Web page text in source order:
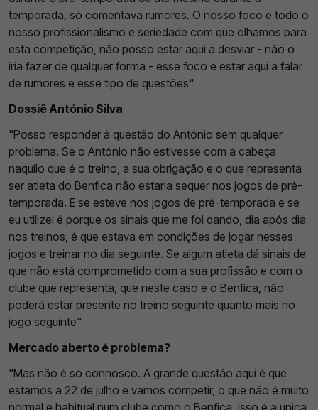
temporada, só comentava rumores. O nosso foco e todo o
nosso profissionalismo e seriedade com que olhamos para
esta competição, não posso estar aqui a desviar - não o
iria fazer de qualquer forma - esse foco e estar aqui a falar
de rumores e esse tipo de questões"
Dossiê António Silva
"Posso responder à questão do António sem qualquer
problema. Se o António não estivesse com a cabeça
naquilo que é o treino, a sua obrigação e o que representa
ser atleta do Benfica não estaria sequer nos jogos de pré-
temporada. E se esteve nos jogos de pré-temporada e se
eu utilizei é porque os sinais que me foi dando, dia após dia
nos treinos, é que estava em condições de jogar nesses
jogos e treinar no dia seguinte. Se algum atleta dá sinais de
que não está comprometido com a sua profissão e com o
clube que representa, que neste caso é o Benfica, não
poderá estar presente no treino seguinte quanto mais no
jogo seguinte"
Mercado aberto é problema?
"Mas não é só connosco. A grande questão aqui é que
estamos a 22 de julho e vamos competir, o que não é muito
normal e habitual num clube como o Benfica. Isso é a única